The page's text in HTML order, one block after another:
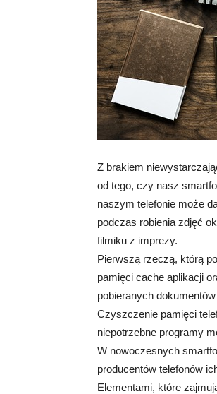
Z brakiem
od tego, czy nasz
naszym telefonie może
podczas robienia zdjęć
filmiku z imprezy.
Pierwszą rzeczą, którą
pamięci cache aplikacji
pobieranych
Czyszczenie pamięci
niepotrzebne programy
W nowoczesnych
producentów telefonów
Elementami, które